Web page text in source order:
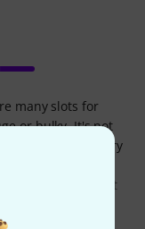
many slots for
or bulky. It's not
would easily carry
bag or
high quality, but
holds it closed